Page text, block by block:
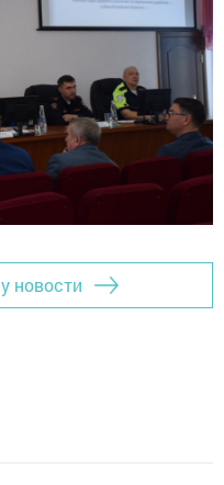
новости